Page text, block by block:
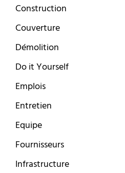
Construction
Couverture
Démolition
Do it Yourself
Emplois
Entretien
Equipe
Fournisseurs
Infrastructure